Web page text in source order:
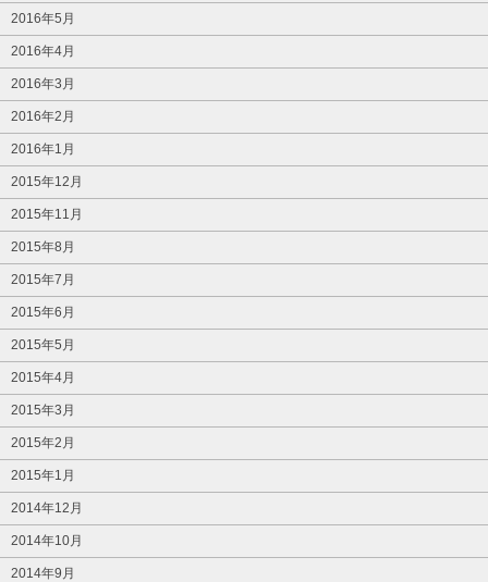
2016年5月
2016年4月
2016年3月
2016年2月
2016年1月
2015年12月
2015年11月
2015年8月
2015年7月
2015年6月
2015年5月
2015年4月
2015年3月
2015年2月
2015年1月
2014年12月
2014年10月
2014年9月